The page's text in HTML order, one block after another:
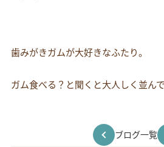
歯みがきガムが大好きなふたり。
ガム食べる？と聞くと大人しく並ん
ブログ一覧